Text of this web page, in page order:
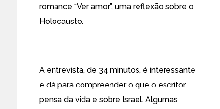
romance “Ver amor”, uma reflexão sobre o
Holocausto.
A entrevista, de 34 minutos, é interessante
e dá para compreender o que o escritor
pensa da vida e sobre Israel. Algumas